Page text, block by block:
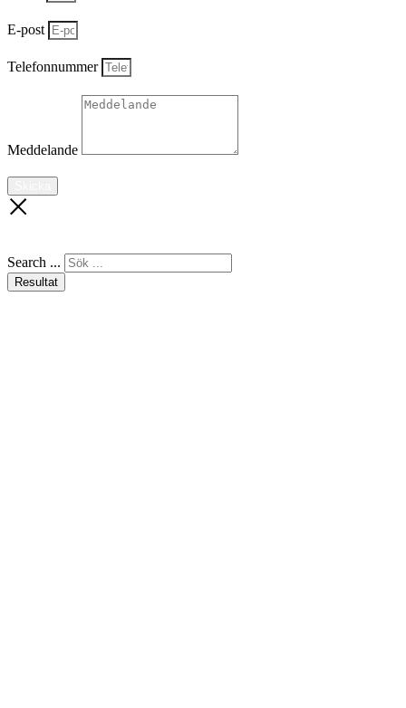
E-post
Telefonnummer
Meddelande
Search ...
Resultat